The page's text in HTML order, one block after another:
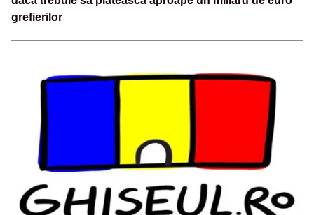
grefierilor